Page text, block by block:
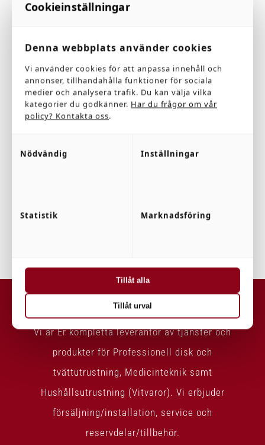
2020
september 28, 2020 @ 13:00-19:00
Ny Hemsida
LARSSONS ELTJÄNST
Vi är Er kompletta leverantör av tjänster och
produkter för Professionell disk och
tvättutrustning, Medicinteknik samt
Hushållsutrustning (Vitvaror). Vi erbjuder
försäljning/installation, service och
reservdelar/tillbehör.
Cookieinställningar
Denna webbplats använder cookies
Vi använder cookies för att anpassa innehåll och
annonser, tillhandahålla funktioner för sociala
medier och analysera trafik. Du kan välja vilka
kategorier du godkänner. Har du frågor om vår
policy? Kontakta oss.
Nödvändig Inställningar
Statistik Marknadsföring
Tillåt urval
Tillåt alla